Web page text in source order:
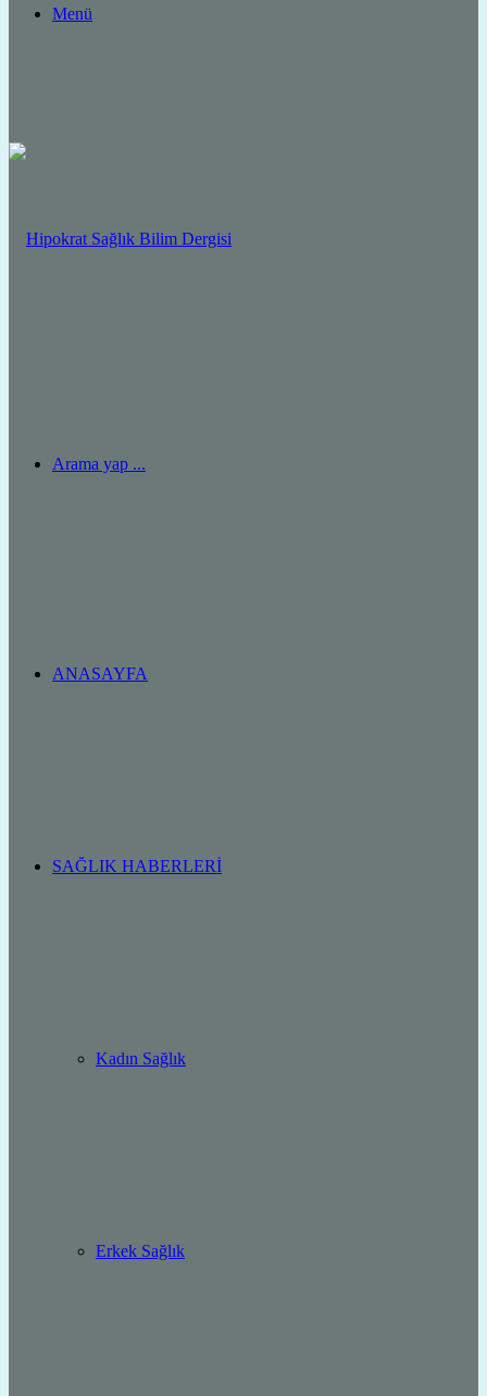
Menü
Arama yap ...
ANASAYFA
SAĞLIK HABERLERI
Kadın Sağlık
Erkek Sağlık